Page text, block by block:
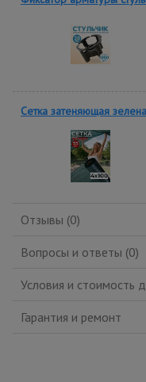
Сетка затеняющая
Отзывы (0)
Вопросы и ответы (0)
Условия и стоимость
Гарантия и ремонт